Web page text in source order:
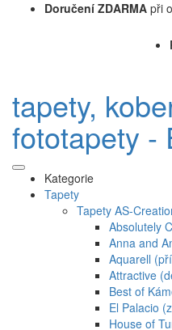
Doručení ZDARMA při
tapety,
fototapety -
Kategorie
Tapety
Tapety AS-
Absolutely
Anna and
Aquarell
Attractive
Best of
El Palacio
House of